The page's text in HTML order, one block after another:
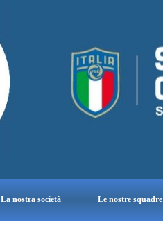
La nostra società Le nostre squadre